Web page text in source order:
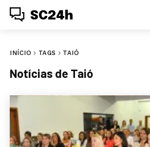
SC24h
INÍCIO TAGS TAIÓ
Notícias de Taió